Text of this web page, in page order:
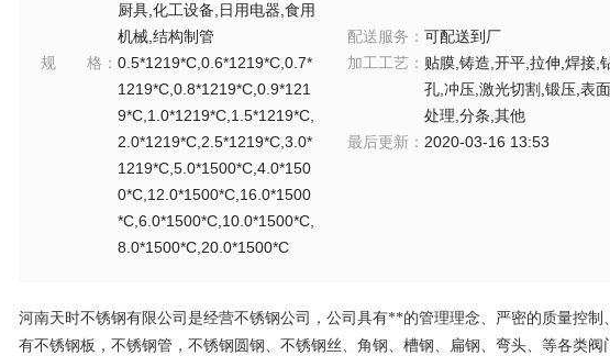
厨具,化工设备,日用电器,食用
机械,结构制管
配送服务 ： 可配送到厂
规格 ： 0.5*1219*C,0.6*1219*C,0.7*
1219*C,0.8*1219*C,0.9*121
9*C,1.0*1219*C,1.5*1219*C,
2.0*1219*C,2.5*1219*C,3.0*
1219*C,5.0*1500*C,4.0*150
0*C,12.0*1500*C,16.0*1500
*C,6.0*1500*C,10.0*1500*C,
8.0*1500*C,20.0*1500*C
加工工艺： 贴膜,铸造,开平,拉伸,焊接,
孔,冲压,激光切割,锻压,表面
处理,分条,其他
最后更新： 2020-03-16 13:53
河南天时不锈钢有限公司是经营不锈钢公司，公司具有**的管理理念、严密的质量控
有不锈钢板，不锈钢管，不锈钢圆钢、不锈钢丝、角钢、槽钢、扁钢、弯头、等各类阀